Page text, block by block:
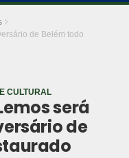
de Belém todo
CULTURAL
será
de